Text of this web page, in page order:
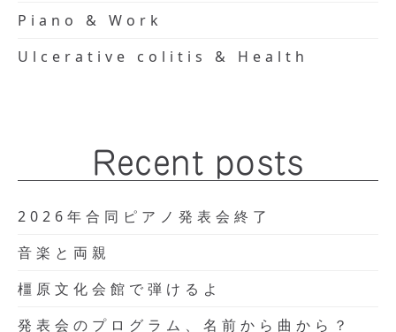
Piano & Work
Ulcerative colitis & Health
Recent posts
2026年合同ピアノ発表会終了
音楽と両親
橿原文化会館で弾けるよ
発表会のプログラム、名前から曲から？